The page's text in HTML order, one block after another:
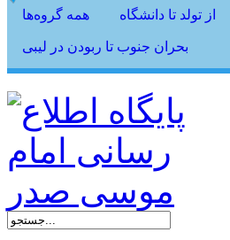
همه گروه‌ها از تولد تا دانشگاه
بحران جنوب تا ربودن در لیبی